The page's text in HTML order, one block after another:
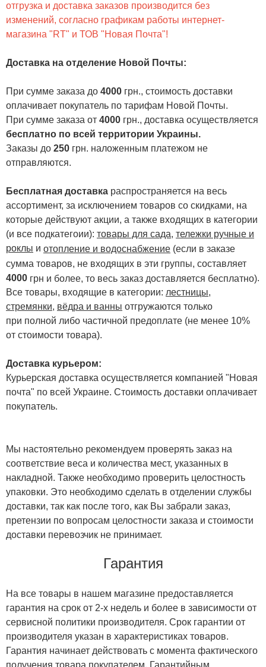
отгрузка и доставка заказов производится без
изменений, согласно графикам работы интернет-
магазина "RT" и ТОВ "Новая Почта"!
Доставка на отделение Новой Почты:
При сумме заказа до 4000 грн., стоимость доставки
оплачивает покупатель по тарифам Новой Почты.
При сумме заказа от 4000 грн., доставка осуществляется
бесплатно по всей территории Украины.
Заказы до 250 грн. наложенным платежом не
отправляются.
Бесплатная доставка распространяется на весь
ассортимент, за исключением товаров со скидками, на
которые действуют акции, а также входящих в категории
(и все подкатегоии): товары для сада, тележки ручные и
роклы и отопление и водоснабжение (если в заказе
сумма товаров, не входящих в эти группы, составляет
4000 грн и более, то весь заказ доставляется бесплатно).
Все товары, входящие в категории: лестницы,
стремянки, вёдра и ванны отгружаются только
при полной либо частичной предоплате (не менее 10%
от стоимости товара).
Доставка курьером:
Курьерская доставка осуществляется компанией "Новая
почта" по всей Украине. Стоимость доставки оплачивает
покупатель.
Мы настоятельно рекомендуем проверять заказ на
соответствие веса и количества мест, указанных в
накладной. Также необходимо проверить целостность
упаковки. Это необходимо сделать в отделении службы
доставки, так как после того, как Вы забрали заказ,
претензии по вопросам целостности заказа и стоимости
доставки перевозчик не принимает.
Гарантия
На все товары в нашем магазине предоставляется
гарантия на срок от 2-х недель и более в зависимости от
сервисной политики производителя. Срок гарантии от
производителя указан в характеристиках товаров.
Гарантия начинает действовать с момента фактического